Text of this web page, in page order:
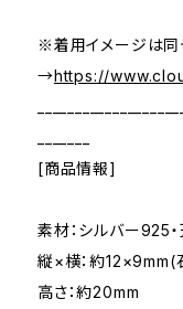
※着用イメージは同
→https://
[商品情報]
素材：シルバー925
縦×横：約12×9mm(
高さ：約20mm